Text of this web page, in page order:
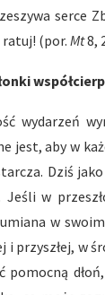
serce
(por. Mt8,
wydarzeń
jest, aby w
Dziś
Jeśli w
w
przyszłej, w
pomocną